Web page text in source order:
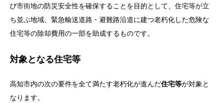
び市街地の防災安全性を確保することを目的として、住宅等が立
ち並ぶ地域、緊急輸送道路・避難路沿道に建つ老朽化した危険な
住宅等の除却費用の一部を助成するものです。
対象となる住宅等
高知市内の次の要件を全て満たす老朽化が進んだ住宅等が対象と
なります。